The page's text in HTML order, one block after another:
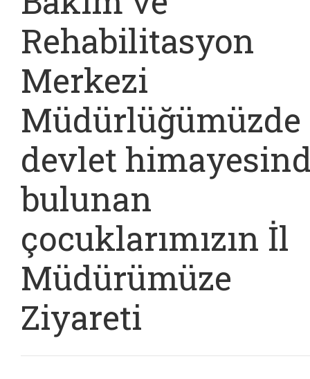
Rehabilitasyon
Merkezi
Müdürlüğümüzde
devlet
bulunan
çocuklarımızın İl
Müdürümüze
Ziyareti